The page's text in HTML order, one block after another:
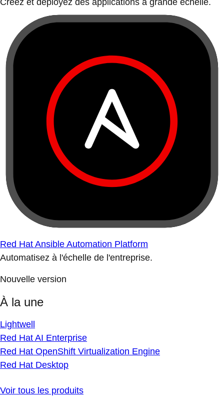
Créez et déployez des applications à grande échelle.
Red Hat Ansible Automation Platform
Automatisez à l'échelle de l'entreprise.
Nouvelle version
À la une
Lightwell
Red Hat AI Enterprise
Red Hat OpenShift Virtualization Engine
Red Hat Desktop
Voir tous les produits